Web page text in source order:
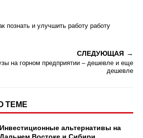
познать и улучшить работу работу
СЛЕДУЮЩАЯ
на горном предприятии – дешевле и еще
дешевле
ТЕМЕ
Инвестиционные альтернативы на